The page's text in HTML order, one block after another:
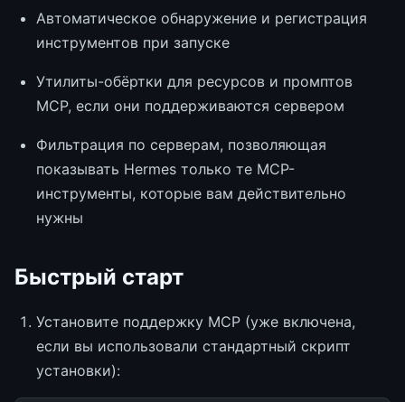
Автоматическое обнаружение и регистрация
инструментов при запуске
Утилиты-обёртки для ресурсов и промптов
MCP, если они поддерживаются сервером
Фильтрация по серверам, позволяющая
показывать Hermes только те MCP-
инструменты, которые вам действительно
нужны
Быстрый старт
Установите поддержку MCP (уже включена,
если вы использовали стандартный скрипт
установки):